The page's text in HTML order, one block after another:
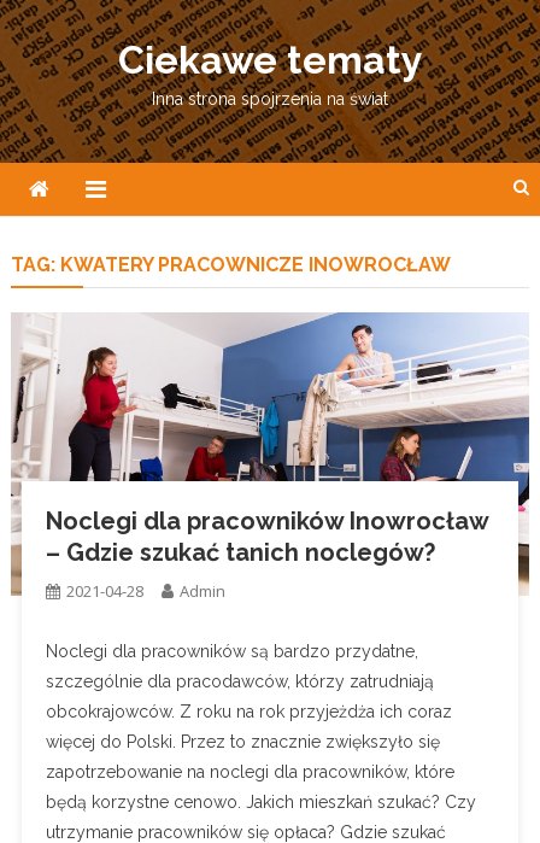
Skip
to
content
Ciekawe tematy
Inna strona spojrzenia na świat
TAG: KWATERY PRACOWNICZE INOWROCŁAW
Noclegi dla pracowników Inowrocław
– Gdzie szukać tanich noclegów?
2021-04-28 Admin
Noclegi dla pracowników są bardzo przydatne,
szczególnie dla pracodawców, którzy zatrudniają
obcokrajowców. Z roku na rok przyjeżdża ich coraz
więcej do Polski. Przez to znacznie zwiększyło się
zapotrzebowanie na noclegi dla pracowników, które
będą korzystne cenowo. Jakich mieszkań szukać? Czy
utrzymanie pracowników się opłaca? Gdzie szukać